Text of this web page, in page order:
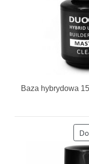
Baza hybrydowa